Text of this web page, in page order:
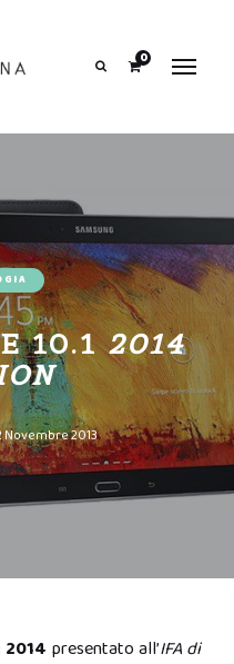
0
10.12014
Novembre 2013
presentato all’IFA di